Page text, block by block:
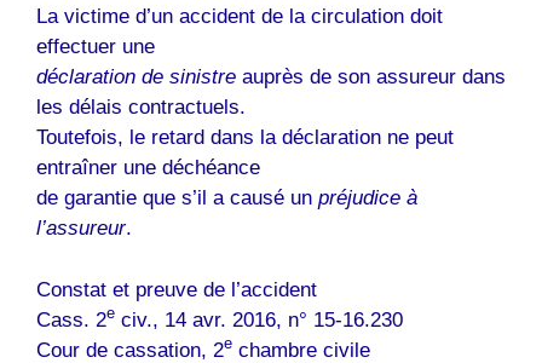
La victime d’un accident de la circulation doit
effectuer une
déclaration de sinistre auprès de son assureur dans
les délais contractuels.
Toutefois, le retard dans la déclaration ne peut
entraîner une déchéance
de garantie que s’il a causé un préjudice à
l’assureur.
Constat et preuve de l’accident
Cass. 2e civ., 14 avr. 2016, n° 15-16.230
Cour de cassation, 2e chambre civile